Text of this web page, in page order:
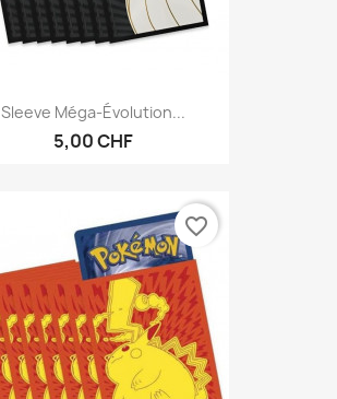
Sleeve Méga-Évolution...
5,00 CHF
favorite_border